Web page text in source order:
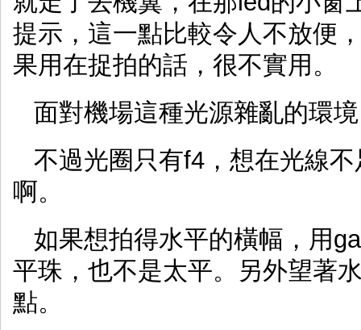
提示，這一點比較令人不放便
果用在捉拍的話，很不實用。
面對機場這種光源雜亂的環
不過光圈只有f4，想在光線
啊。
如果想拍得水平的橫幅，用
平珠，也不是太平。另外望著
點。